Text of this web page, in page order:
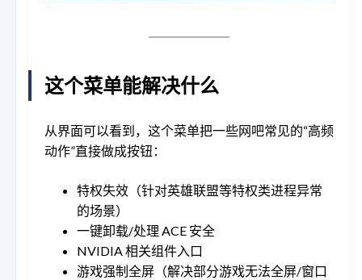
这个菜单能解决什么
从界面可以看到，这个菜单把一些网吧常见的“高频
动作”直接做成按钮：
特权失效（针对英雄联盟等特权类进程异常
的场景）
一键卸载/处理 ACE 安全
NVIDIA 相关组件入口
游戏强制全屏（解决部分游戏无法全屏/窗口